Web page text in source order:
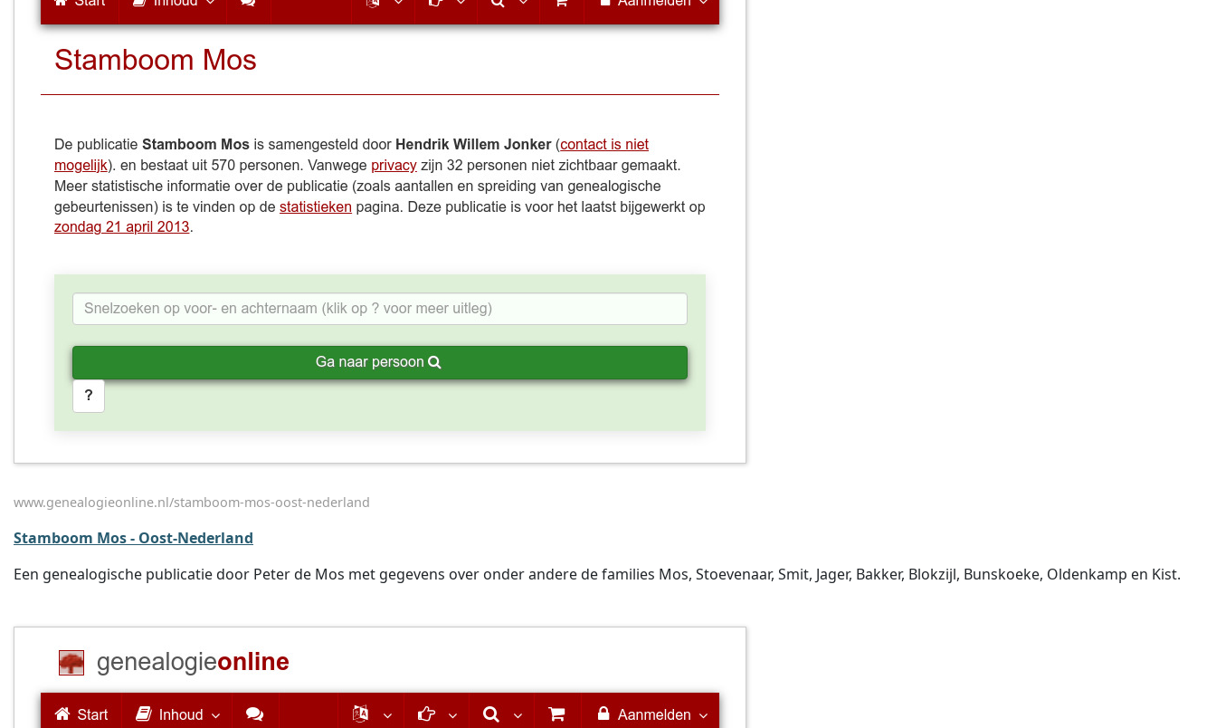
www.genealogieonline.nl/stamboom-mos-oost-nederland
Stamboom Mos - Oost-Nederland
Een genealogische publicatie door Peter de Mos met gegevens over onder andere de families Mos, Stoevenaar, Smit, Jager, Bakker, Blokzijl, Bunskoeke, Oldenkamp en Kist.